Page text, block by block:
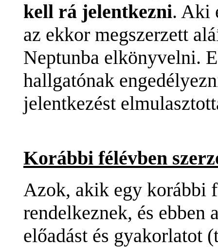
kell rá jelentkezni. Aki
az ekkor megszerzett
Neptunba elkönyvelni.
hallgatónak
jelentkezést
Korábbi félévben
Azok, akik egy korábbi
rendelkeznek, és ebben
előadást és gyakorlatot